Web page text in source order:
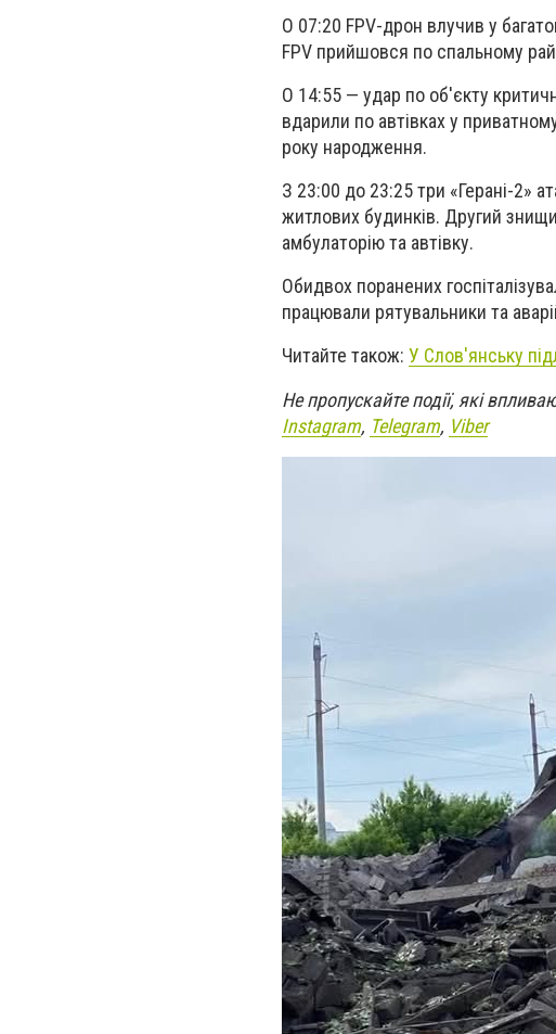
О 07:20 FPV-дрон влучив у
FPV прийшовся по спальному
О 14:55 — удар по об'єкту
вдарили по автівках у
року народження.
З 23:00 до 23:25 три «Герані-2»
житлових будинків. Другий
амбулаторію та автівку.
Обидвох поранених
працювали рятувальники та
Читайте також: У Слов'янську
Не пропускайте події, які
Instagram, Telegram, Viber